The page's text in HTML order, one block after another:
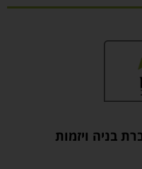
בניה ויזמות